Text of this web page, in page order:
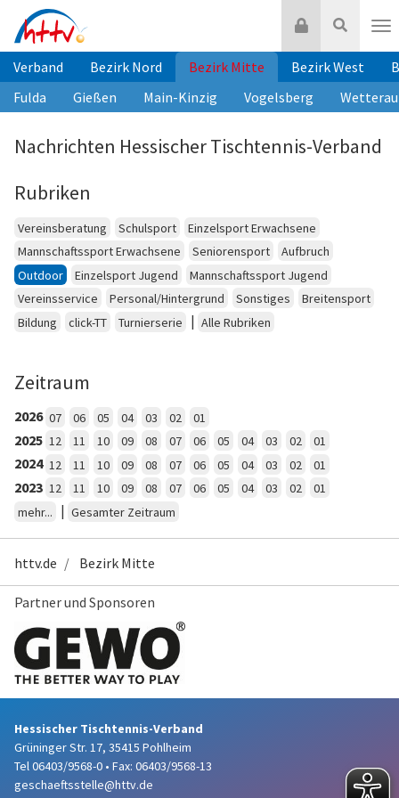
Inhalt
springen
Suche
Login
Verband Bezirk Nord Bezirk Mitte Bezirk West
Fulda
Gießen Main-Kinzig Vogelsberg Wetterau
Nachrichten Hessischer Tischtennis-Verband
Rubriken
Vereinsberatung Schulsport
Einzelsport Erwachsene
Mannschaftssport Erwachsene
Seniorensport
Aufbruch
Outdoor
Einzelsport Jugend
Mannschaftssport Jugend
Vereinsservice
Personal/Hintergrund Sonstiges
Breitensport
Bildung
click-TT Turnierserie | Alle Rubriken
Zeitraum
2026 07 06 05 04 03 02 01
2025 12 11 10 09 08 07 06 05 04 03 02 01
2024 12 11 10 09 08 07 06 05 04 03 02 01
2023 12 11 10 09 08 07 06 05 04 03 02
01
mehr...
| Gesamter Zeitraum
httv.de Bezirk Mitte
Partner und Sponsoren
Hessischer Tischtennis-Verband
Grüninger Str. 17, 35415 Pohlheim
Tel 06403/9568-0 • Fax: 06403/9568-13
geschaeftsstelle@httv.de